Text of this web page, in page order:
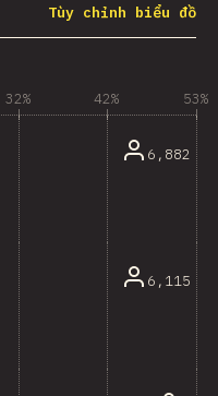
Tùy chỉnh biểu đồ
32% 42% 53%
6,882
6,115